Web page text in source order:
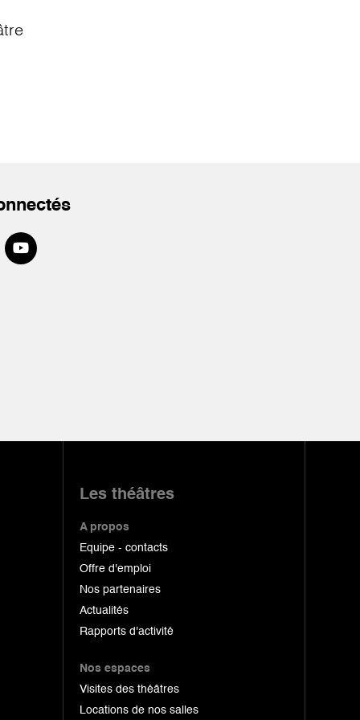
Les théâtres
A propos
Equipe - contacts
Offre d'emploi
Nos partenaires
Actualités
Rapports d'activité
Nos espaces
Visites des théâtres
Locations de nos salles